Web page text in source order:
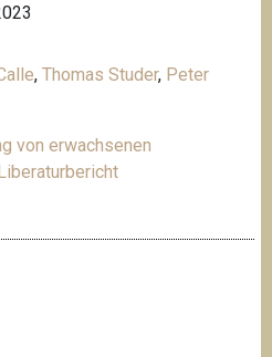
,Thomas Studer, Peter
von erwachsenen